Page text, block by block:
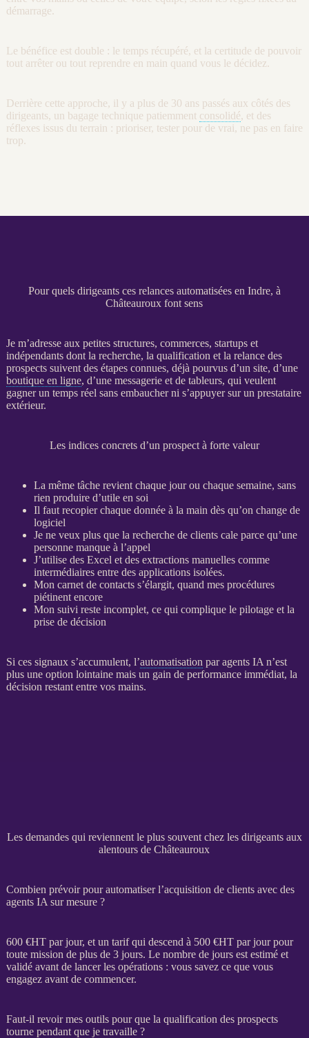
démarrage.
Le bénéfice est double : le temps récupéré, et la certitude de pouvoir
tout arrêter ou tout reprendre en main quand vous le décidez.
Derrière cette approche, il y a plus de 30 ans passés aux côtés des
dirigeants, un bagage technique patiemment consolidé, et des
réflexes issus du terrain : prioriser, tester pour de vrai, ne pas en faire
trop.
Pour quels dirigeants ces relances automatisées en Indre, à
Châteauroux font sens
Je m’adresse aux petites structures, commerces, startups et
indépendants dont la recherche, la qualification et la relancedes
prospectssuivent des étapes connues, déjà pourvus d’un site, d’une
boutique en ligne, d’une messagerie et de tableurs, qui veulent
gagner un temps réel sans embaucher ni s’appuyer sur un prestataire
extérieur.
Les indices concrets d’un prospect à forte valeur
La même tâche revient chaque jour ou chaque semaine, sans
rien produire d’utile en soi
Il faut recopier chaque donnéeà la main dès qu’on change de
logiciel
Je ne veux plus que la recherche de clients cale parce qu’une
personne manque à l’appel
J’utilise des Excel et des extractions manuelles comme
intermédiaires entre des applicationsisolées.
Mon carnet de contacts s’élargit, quand mes procédures
piétinent encore
Mon suivi reste incomplet, ce qui complique le pilotageet la
prise de décision
Si ces signaux s’accumulent, l’automatisation paragents IA n’est
plus une option lointaine mais un gain de performance immédiat, la
décision restant entre vos mains.
Les demandes qui reviennent le plus souvent chez les dirigeants aux
alentours de Châteauroux
Combien prévoir pour automatiser l’acquisition de clients avec des
agents IA sur mesure ?
600 €HTpar jour, et un tarif qui descend à 500 €HTpar jour pour
toute mission de plus de 3 jours. Le nombre de jours est estimé et
validé avant de lancer les opérations : vous savez ce que vous
engagez avant de commencer.
Faut-il revoir mes outils pour que la qualification des prospects
tourne pendant que je travaille ?